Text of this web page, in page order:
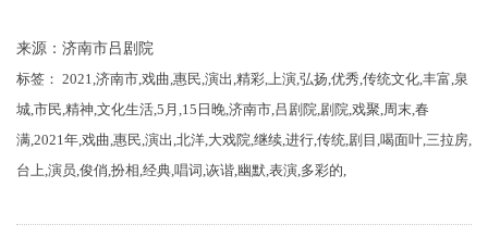
来源：济南市吕剧院
标签： 2021,济南市,戏曲,惠民,演出,精彩,上演,弘扬,优秀,传统文化,丰富,泉
城,市民,精神,文化生活,5月,15日晚,济南市,吕剧院,剧院,戏聚,周末,春
满,2021年,戏曲,惠民,演出,北洋,大戏院,继续,进行,传统,剧目,喝面叶,三拉房,
台上,演员,俊俏,扮相,经典,唱词,诙谐,幽默,表演,多彩的,